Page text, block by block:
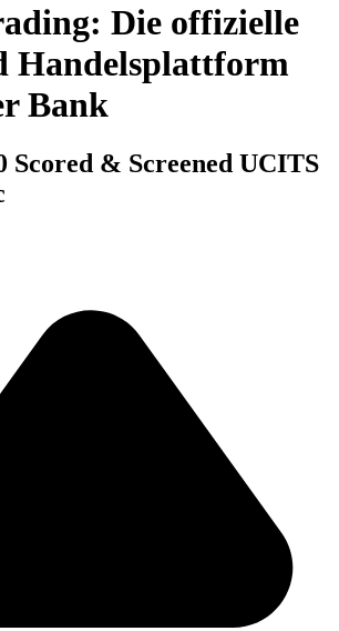
Die offizielle
Handelsplattform
Bank
Scored & Screened UCITS